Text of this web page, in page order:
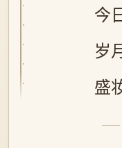
今
岁
盛